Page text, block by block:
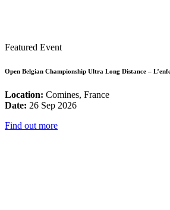
Featured Event
Open Belgian Championship Ultra Long Distance –
Location: Comines, France
Date: 26 Sep 2026
Find out more